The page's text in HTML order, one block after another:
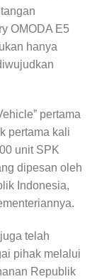
OMODA E5
hanya
pertama
pertama kali
unit SPK
dipesan oleh
Indonesia,
telah
pihak melalui
Republik